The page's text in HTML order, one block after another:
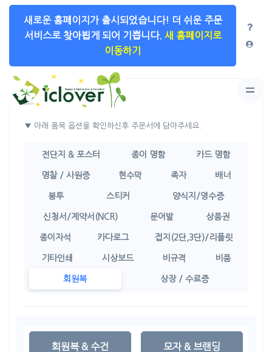
새로운 홈페이지가 출시되었습니다! 더 쉬운 주문
서비스로 찾아뵙게 되어 기쁩니다. 새 홈페이지로
이동하기
상품선택
▼ 아래 품목 옵션을 확인하신후 주문서에 담아주세요.
전단지 & 포스터 종이 명함 카드 명함
명찰 / 사원증 현수막 족자 배너
봉투 스티커 양식지/영수증
신청서/계약서(NCR) 문어발 상품권
종이자석 카다로그 접지(2단,3단)/리플릿
기타인쇄 시상보드 비규격 비품
회원복 상장 / 수료증
회원복 & 수건 모자 & 브랜딩